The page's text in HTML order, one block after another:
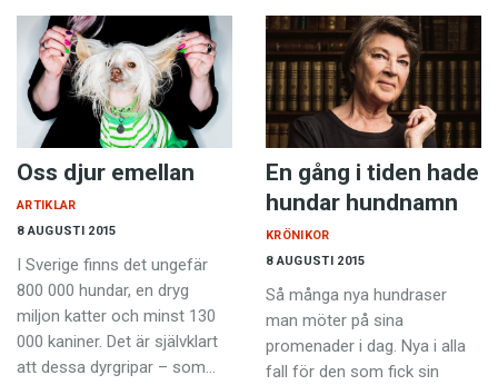
Oss djur emellan
8 AUGUSTI 2015
ARTIKLAR
I Sverige finns det ungefär
800 000 hundar, en dryg
miljon katter och minst 130
000 kaniner. Det är självklart
att dessa dyrgripar – som…
En gång i tiden hade
hundar hundnamn
8 AUGUSTI 2015
KRÖNIKOR
Så många nya hundraser
man möter på sina
promenader i dag. Nya i alla
fall för den som fick sin